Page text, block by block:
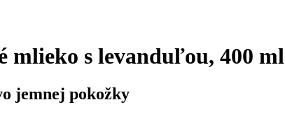
mlieko s levanduľou, 400 ml
jemnej pokožky